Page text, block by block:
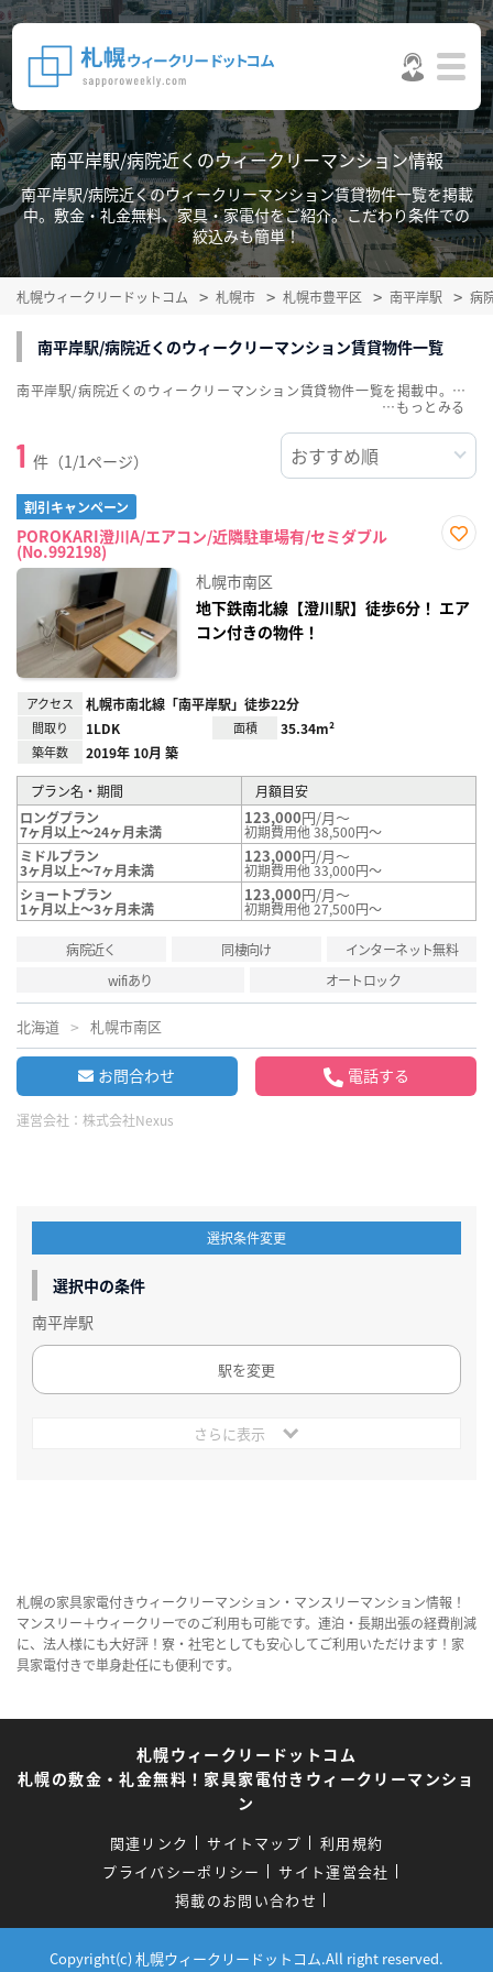
南平岸駅/病院近くのウィークリーマンション情報
南平岸駅/病院近くのウィークリーマンション賃貸物件一覧を掲載
中。敷金・礼金無料、家具・家電付をご紹介。こだわり条件での
絞込みも簡単！
札幌ウィークリードットコム 札幌市 札幌市豊平区 南平岸駅 病
南平岸駅/病院近くのウィークリーマンション賃貸物件一覧
1 件（1/1ページ）
割引キャンペーン
POROKARI澄川A/エアコン/近隣駐車場有/セミダブル
(No.992198)
録
札幌市南区
地下鉄南北線【澄川駅】徒歩6分！ エア
コン付きの物件！
アクセス 札幌市南北線「南平岸駅」徒歩22分
間取り 1LDK 面積 35.34m²
築年数 2019年 10月 築
プラン名・期間
月額目安
ロングプラン
7ヶ月以上～24ヶ月未満
123,000円/月～
初期費用他 38,500円～
ミドルプラン
3ヶ月以上～7ヶ月未満
123,000円/月～
初期費用他 33,000円～
ショートプラン
1ヶ月以上～3ヶ月未満
123,000円/月～
初期費用他 27,500円～
病院近く 同棲向け
インターネット無料
wifiあり
オートロック
北海道 札幌市南区
お問合わせ 電話する
運営会社： 株式会社Nexus
南平岸駅/病院近くのウィークリーマンション賃貸物件一覧を掲載中。敷金・礼金無料、家具・家電付をご紹介。こだわり条件での絞込みも簡単！
…
選択条件変更
選択中の条件
南平岸駅
駅を変更
さらに表示
札幌の家具家電付きウィークリーマンション・マンスリーマンション情報！
マンスリー＋ウィークリーでのご利用も可能です。連泊・長期出張の経費削減
に、法人様にも大好評！寮・社宅としても安心してご利用いただけます！家
具家電付きで単身赴任にも便利です。
札幌ウィークリードットコム
札幌の敷金・礼金無料！家具家電付きウィークリーマンショ
ン
関連リンク サイトマップ
利用規約
プライバシーポリシー
サイト運営会社
掲載のお問い合わせ
Copyright(c) 札幌ウィークリードットコム.All right reserved.